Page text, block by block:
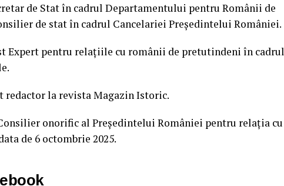
de Stat în cadrul Departamentului pentru Românii de
de stat în cadrul Cancelariei Președintelui României.
Expert pentru relațiile cu românii de pretutindeni în cadrul
redactor la revista Magazin Istoric.
onorific al Președintelui României pentru relația cu
de 6 octombrie 2025.